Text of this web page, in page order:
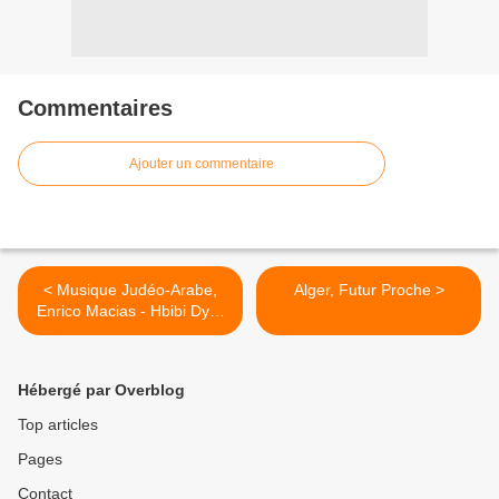
Commentaires
Ajouter un commentaire
< Musique Judéo-Arabe,
Enrico Macias - Hbibi Dyali
Fin Houa (audio en public)
Alger, Futur Proche >
Hébergé par Overblog
Top articles
Pages
Contact